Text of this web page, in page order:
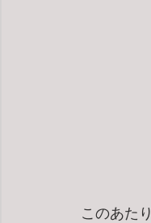
このあた